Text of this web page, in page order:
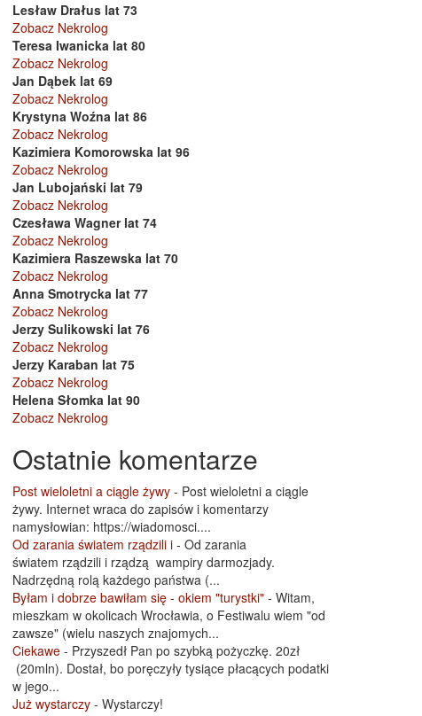
Lesław Drałus lat 73
Zobacz Nekrolog
Teresa Iwanicka lat 80
Zobacz Nekrolog
Jan Dąbek lat 69
Zobacz Nekrolog
Krystyna Woźna lat 86
Zobacz Nekrolog
Kazimiera Komorowska lat 96
Zobacz Nekrolog
Jan Lubojański lat 79
Zobacz Nekrolog
Czesława Wagner lat 74
Zobacz Nekrolog
Kazimiera Raszewska lat 70
Zobacz Nekrolog
Anna Smotrycka lat 77
Zobacz Nekrolog
Jerzy Sulikowski lat 76
Zobacz Nekrolog
Jerzy Karaban lat 75
Zobacz Nekrolog
Helena Słomka lat 90
Zobacz Nekrolog
Ostatnie komentarze
Post wieloletni a ciągle żywy - Post wieloletni a ciągle
żywy. Internet wraca do zapisów i komentarzy
namysłowian: https://wiadomosci....
Od zarania światem rządzili i - Od zarania
światem rządzili i rządzą wampiry darmozjady.
Nadrzędną rolą każdego państwa (...
Byłam i dobrze bawiłam się - okiem "turystki" - Witam,
mieszkam w okolicach Wrocławia, o Festiwalu wiem "od
zawsze" (wielu naszych znajomych...
Ciekawe - Przyszedł Pan po szybką pożyczkę. 20zł
(20mln). Dostał, bo poręczyły tysiące płacących podatki
w jego...
Już wystarczy - Wystarczy!